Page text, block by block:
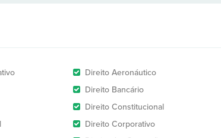
Direito Aeronáutico
Direito Bancário
Direito Constitucional
Direito Corporativo